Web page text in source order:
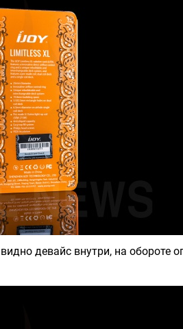
девайс внутри, на обороте